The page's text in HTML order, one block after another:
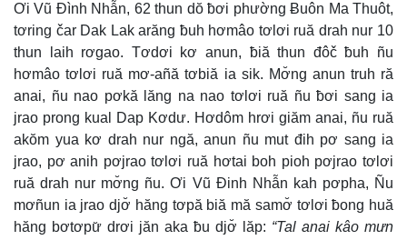
Ơi Vũ Đình Nhẫn, 62 thun dŏ ƀơi phường Ƀuôn Ma Thuôt,
tơring čar Dak Lak arăng ƀuh hơmâo tơlơi ruă drah nur 10
thun laih rơgao. Tơdơi kơ anun, ƀiă thun đôč ƀuh ñu
hơmâo tơlơi ruă mơ-añă tơbiă ia sik. Mơ̆ng anun truh ră
anai, ñu nao pơkă lăng na nao tơlơi ruă ñu ƀơi sang ia
jrao prong kual Dap Kơdư. Hơdôm hrơi giăm anai, ñu ruă
akŏm yua kơ drah nur ngă, anun ñu mut đih pơ sang ia
jrao, pơ anih pơjrao tơlơi ruă hơtai boh pioh pơjrao tơlơi
ruă drah nur mơ̆ng ñu. Ơi Vũ Đinh Nhẫn kah pơpha, Ñu
mơñun ia jrao djơ̆ hăng tơpă biă mă samơ̆ tơlơi ƀong huă
hăng bơtơpư̆ drơi jăn aka ƀu djơ̆ lăp: “Tal anai kâo mưn